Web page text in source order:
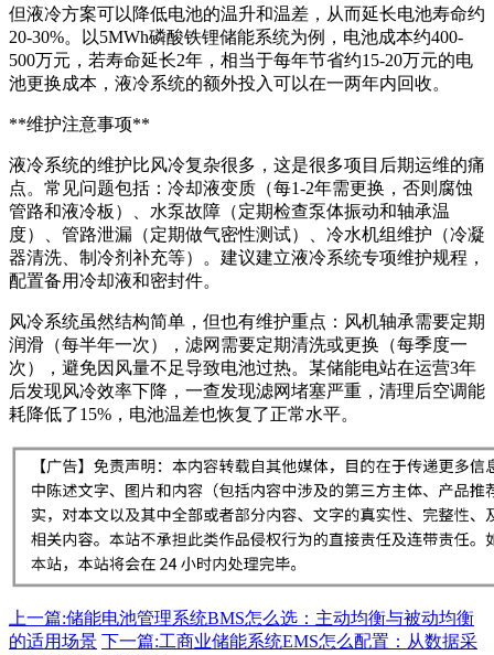
但液冷方案可以降低电池的温升和温差，从而延长电池寿命约
20-30%。以5MWh磷酸铁锂储能系统为例，电池成本约400-
500万元，若寿命延长2年，相当于每年节省约15-20万元的电
池更换成本，液冷系统的额外投入可以在一两年内回收。
**维护注意事项**
液冷系统的维护比风冷复杂很多，这是很多项目后期运维的痛
点。常见问题包括：冷却液变质（每1-2年需更换，否则腐蚀
管路和液冷板）、水泵故障（定期检查泵体振动和轴承温
度）、管路泄漏（定期做气密性测试）、冷水机组维护（冷凝
器清洗、制冷剂补充等）。建议建立液冷系统专项维护规程，
配置备用冷却液和密封件。
风冷系统虽然结构简单，但也有维护重点：风机轴承需要定期
润滑（每半年一次），滤网需要定期清洗或更换（每季度一
次），避免因风量不足导致电池过热。某储能电站在运营3年
后发现风冷效率下降，一查发现滤网堵塞严重，清理后空调能
耗降低了15%，电池温差也恢复了正常水平。
上一篇:储能电池管理系统BMS怎么选：主动均衡与被动均衡
的适用场景 下一篇:工商业储能系统EMS怎么配置：从数据采